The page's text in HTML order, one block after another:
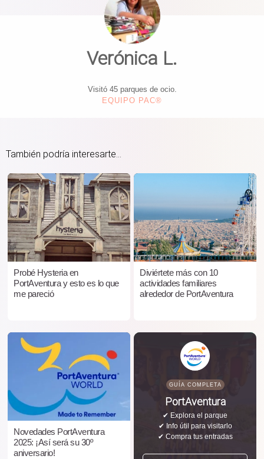
Verónica L.
Visitó 45 parques de ocio.
EQUIPO PAC®
También podría interesarte...
Probé Hysteria en
PortAventura y esto es lo que
me pareció
Diviértete más con 10
actividades familiares
alrededor de PortAventura
Novedades PortAventura
2025: ¡Así será su 30º
aniversario!
GUÍA COMPLETA
PortAventura
✔ Explora el parque
✔ Info útil para visitarlo
✔ Compra tus entradas